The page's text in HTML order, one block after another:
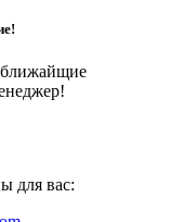
ближайщие
для вас: